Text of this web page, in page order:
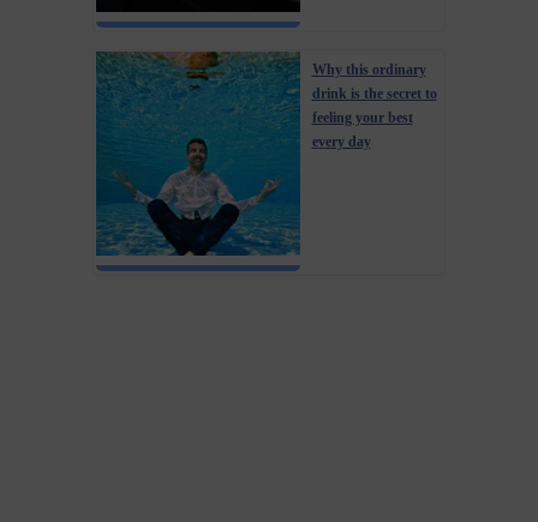
Why this ordinary
drink is the secret to
feeling your best
every day